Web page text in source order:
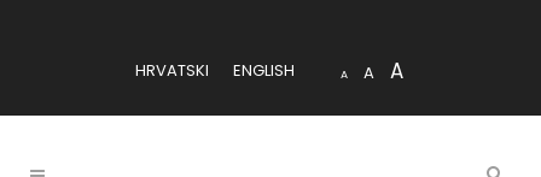
HRVATSKI ENGLISH A A A